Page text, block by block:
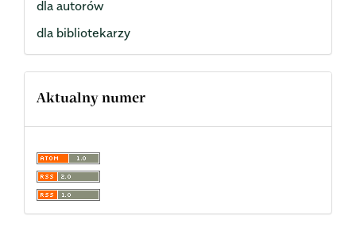
dla autorów
dla bibliotekarzy
Aktualny numer